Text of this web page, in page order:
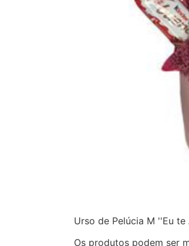
Urso de Pelúcia M ''Eu
Os produtos podem ser